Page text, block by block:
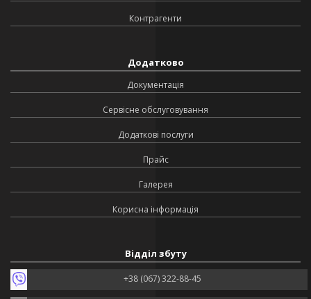
Контрагенти
Додатково
Документація
Сервісне обслуговування
Додаткові послуги
Прайс
Галерея
Корисна інформація
Відділ збуту
+38 (067) 322-88-45